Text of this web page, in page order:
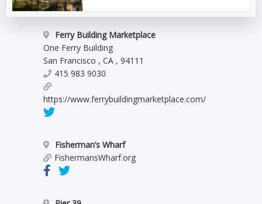
Ferry Building Marketplace
One Ferry Building
San Francisco , CA , 94111
415 983 9030
https://www.ferrybuildingmarketplace.com/
Fisherman’s Wharf
FishermansWharf.org